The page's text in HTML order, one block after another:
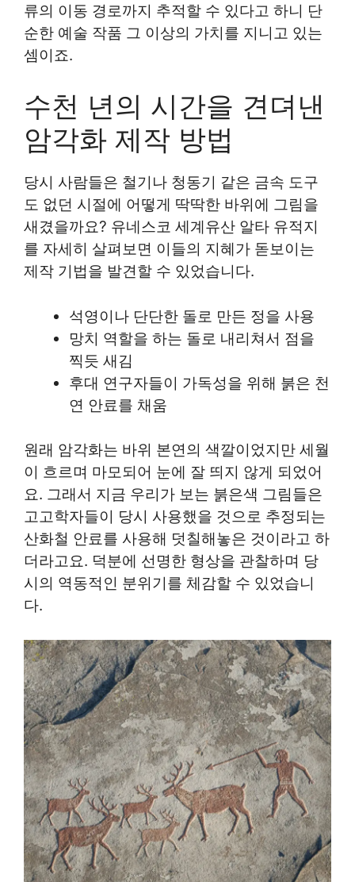
류의 이동 경로까지 추적할 수 있다고 하니 단
순한 예술 작품 그 이상의 가치를 지니고 있는
셈이죠.
수천 년의 시간을 견뎌낸
암각화 제작 방법
당시 사람들은 철기나 청동기 같은 금속 도구
도 없던 시절에 어떻게 딱딱한 바위에 그림을
새겼을까요? 유네스코 세계유산 알타 유적지
를 자세히 살펴보면 이들의 지혜가 돋보이는
제작 기법을 발견할 수 있었습니다.
석영이나 단단한 돌로 만든 정을 사용
망치 역할을 하는 돌로 내리쳐서 점을
찍듯 새김
후대 연구자들이 가독성을 위해 붉은 천
연 안료를 채움
원래 암각화는 바위 본연의 색깔이었지만 세월
이 흐르며 마모되어 눈에 잘 띄지 않게 되었어
요. 그래서 지금 우리가 보는 붉은색 그림들은
고고학자들이 당시 사용했을 것으로 추정되는
산화철 안료를 사용해 덧칠해놓은 것이라고 하
더라고요. 덕분에 선명한 형상을 관찰하며 당
시의 역동적인 분위기를 체감할 수 있었습니
다.